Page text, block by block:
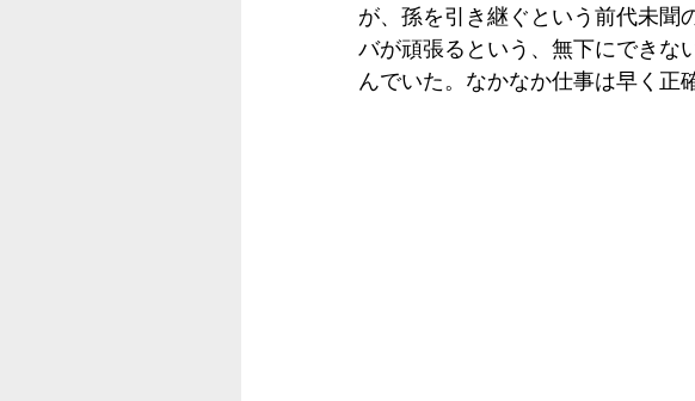
が、孫を引き継ぐという前代未聞
バが頑張るという、無下にできな
んでいた。なかなか仕事は早く正